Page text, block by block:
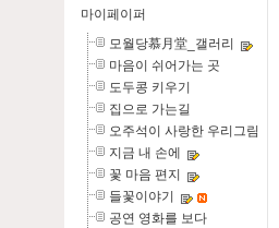
마이페이퍼
모월당慕月堂_갤러리
마음이 쉬어가는 곳
도두콩 키우기
집으로 가는길
오주석이 사랑한 우리그림
지금 내 손에
꽃 마음 편지
들꽃이야기
공연 영화를 보다